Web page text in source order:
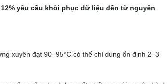
12% yêu cầu khôi phục dữ liệu đến từ nguyên
xuyên đạt 90–95°C có thể chỉ dùng ổn định 2–3